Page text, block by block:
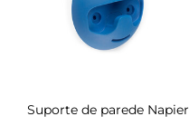
Suporte de parede Napier